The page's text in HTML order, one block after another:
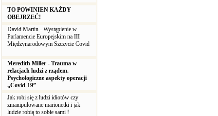
TO POWINIEN KAŻDY
OBEJRZEĆ!
David Martin - Wystąpienie w
Parlamencie Europejskim na III
Międzynarodowym Szczycie Covid
Meredith Miller - Trauma w
relacjach ludzi z rządem.
Psychologiczne aspekty operacji
„Covid-19”
Jak robi się z ludzi idiotów czy
zmanipulowane marionetki i jak
ludzie robią to sobie sami !